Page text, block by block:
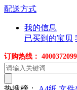
配送方式
我的信息
已买到的宝贝
订购热线：